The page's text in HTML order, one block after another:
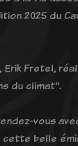
2025 du
Erik Fretel,
du climat".
vous
cette belle